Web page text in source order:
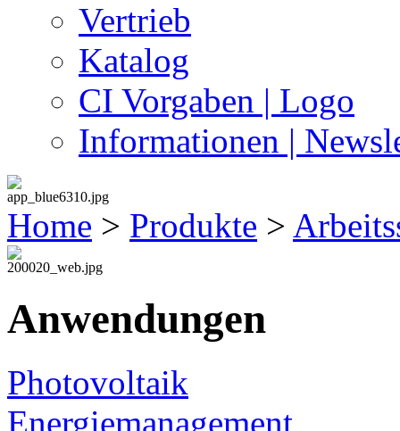
Vertrieb
Katalog
CI Vorgaben | Logo
Informationen |
Home > Produkte >
Anwendungen
Photovoltaik
Energiemanagement